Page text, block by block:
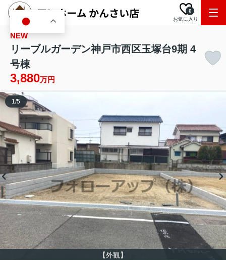
お気に入り
0
NEW
リーブルガーデン神戸市西区玉塚台9期 4
号棟
3,880万円
【外観】
1/5